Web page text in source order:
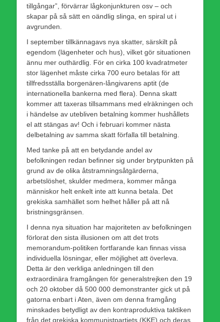
tillgångar”, förvärrar lågkonjunkturen osv – och
skapar på så sätt en oändlig slinga, en spiral ut i
avgrunden.
I september tillkännagavs nya skatter, särskilt på
egendom (lägenheter och hus), vilket gör situationen
ännu mer outhärdlig. För en cirka 100 kvadratmeter
stor lägenhet måste cirka 700 euro betalas för att
tillfredsställa borgenären-långivarens aptit (de
internationella bankerna med flera). Denna skatt
kommer att taxeras tillsammans med elräkningen och
i händelse av utebliven betalning kommer hushållets
el att stängas av! Och i februari kommer nästa
delbetalning av samma skatt förfalla till betalning.
Med tanke på att en betydande andel av
befolkningen redan befinner sig under brytpunkten på
grund av de olika åtstramningsåtgärderna,
arbetslöshet, skulder medmera, kommer många
människor helt enkelt inte att kunna betala. Det
grekiska samhället som helhet håller på att nå
bristningsgränsen.
I denna nya situation har majoriteten av befolkningen
förlorat den sista illusionen om att det trots
memorandum-politiken fortfarande kan finnas vissa
individuella lösningar, eller möjlighet att överleva.
Detta är den verkliga anledningen till den
extraordinära framgången för generalstrejken den 19
och 20 oktober då 500 000 demonstranter gick ut på
gatorna enbart i Aten, även om denna framgång
minskades betydligt av den kontraproduktiva taktiken
från det grekiska kommunistpartiets (KKE) och deras